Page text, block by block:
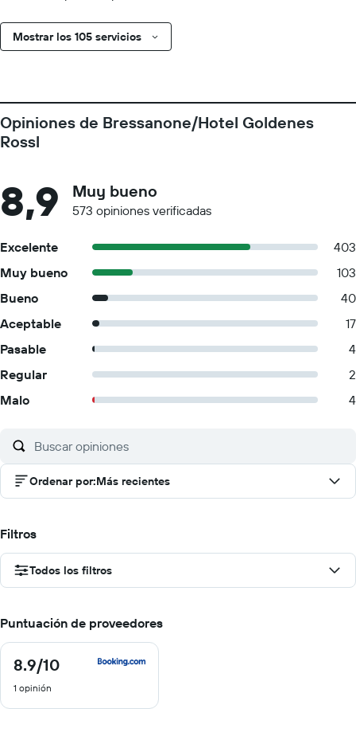
Mostrar los 105 servicios
Opiniones de Bressanone/Hotel Goldenes
Rossl
8,9 Muy bueno
573 opiniones verificadas
Excelente
403
Muy bueno
103
Bueno
40
Aceptable
17
Pasable
4
Regular
2
Malo
4
Ordenar por:Más recientes
Filtros
Todos los filtros
Puntuación de proveedores
8.9/10
8.9
10
1 opinión